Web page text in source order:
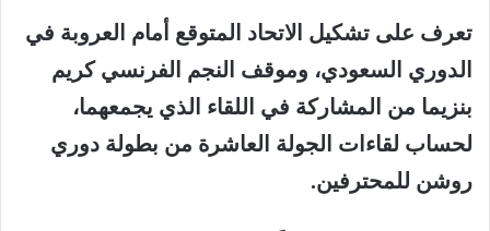
تعرف على تشكيل الاتحاد المتوقع أمام العروبة في
الدوري السعودي، وموقف النجم الفرنسي كريم
بنزيما من المشاركة في اللقاء الذي يجمعهما،
لحساب لقاءات الجولة العاشرة من بطولة دوري
روشن للمحترفين.